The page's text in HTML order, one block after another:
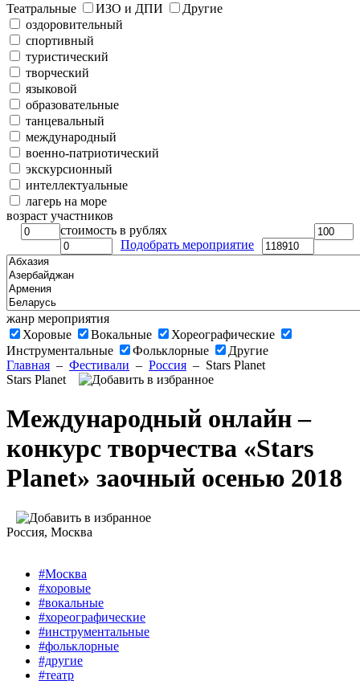
Театральные
ИЗО и ДПИ
Другие
оздоровительный
спортивный
туристический
творческий
языковой
образовательные
танцевальный
международный
военно-патриотический
экскурсионный
интеллектуальные
лагерь на море
возраст участников
стоимость в рублях
Подобрать мероприятие
жанр мероприятия
Хоровые
Вокальные
Хореографические
Инструментальные
Фольклорные
Другие
Главная – Фестивали – Россия – Stars Planet
Stars Planet
Международный онлайн –
конкурс творчества «Stars
Planet» заочный осенью 2018
Россия, Москва
#Москва
#хоровые
#вокальные
#хореографические
#инструментальные
#фольклорные
#другие
#театр